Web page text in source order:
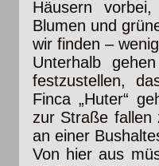
Häusern
Blumen und
wir finden –
Unterhalb
festzustellen,
Finca „Huter“
zur Straße fallen
an einer
Von hier aus